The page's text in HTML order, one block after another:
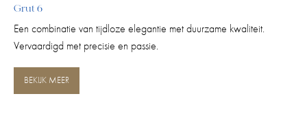
Grut 6
Een combinatie van tijdloze elegantie met duurzame kwaliteit.
Vervaardigd met precisie en passie.
BEKIJK MEER